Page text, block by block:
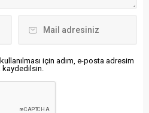
ölü ve yaralıların
Sözcü,...için adım, e-posta adresim
kaydedilsin.